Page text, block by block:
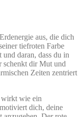
aus, die dich
tiefroten Farbe
daran, dass du in
schenkt dir Mut und
Zeiten zentriert
wirkt wie ein
dich, deine